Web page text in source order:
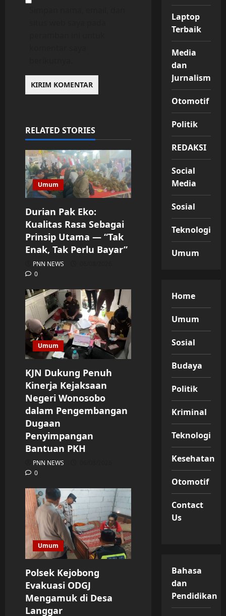
RELATED STORIES
Umum
Durian Pak Eko:
Kualitas Rasa Sebagai
Prinsip Utama — “Tak
Enak, Tak Perlu Bayar”
PNN NEWS
0
Umum
KJN Dukung Penuh
Kinerja Kejaksaan
Negeri Wonosobo
dalam Pengembangan
Dugaan
Penyimpangan
Bantuan PKH
PNN NEWS
0
Umum
Polsek Kejobong
Evakuasi ODGJ
Mengamuk di Desa
Langgar
Laptop
Terbaik
Media
dan
Jurnalisme
Otomotif
Politik
REDAKSI
Social
Media
Sosial
Teknologi
Umum
Home
Umum
Sosial
Budaya
Politik
Kriminal
Teknologi
Kesehatan
Otomotif
Contact
Us
Bahasa
dan
Pendidikan